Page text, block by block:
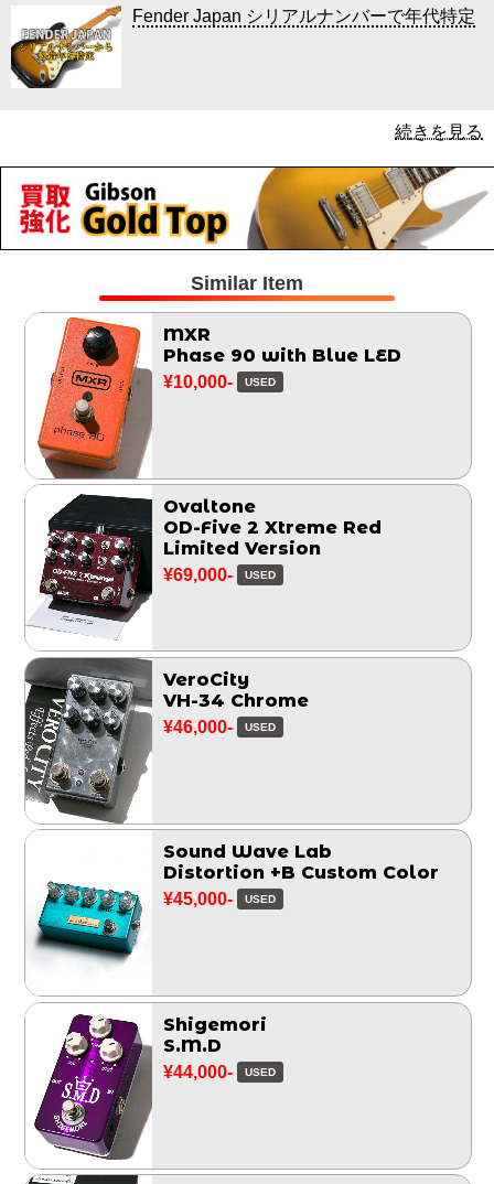
Fender Japan シリアルナンバーで年代特定
続きを見る
Similar Item
MXR
Phase 90 with Blue LED
¥10,000- USED
Ovaltone
OD-Five 2 Xtreme Red
Limited Version
¥69,000- USED
VeroCity
VH-34 Chrome
¥46,000- USED
Sound Wave Lab
Distortion +B Custom Color
¥45,000- USED
Shigemori
S.M.D
¥44,000- USED